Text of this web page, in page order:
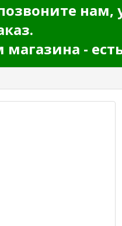
нам,
-